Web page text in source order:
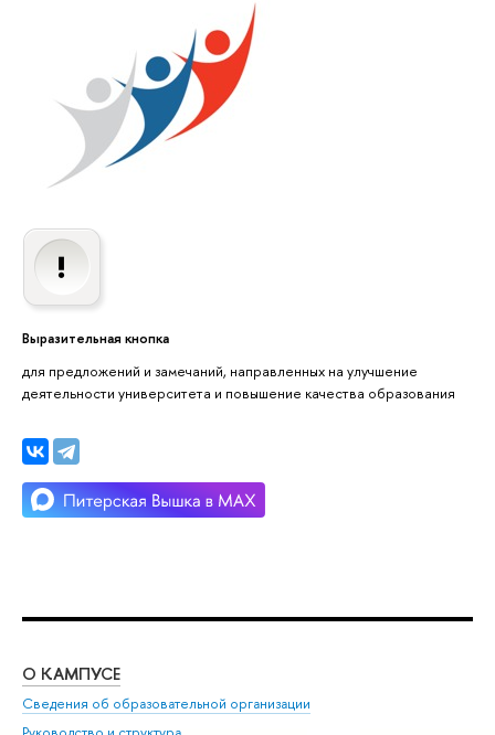
Выразительная кнопка
для предложений и замечаний, направленных на улучшение
деятельности университета и повышение качества образования
О КАМПУСЕ
Сведения об образовательной организации